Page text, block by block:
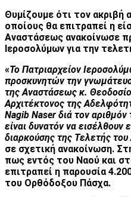
Θυμίζουμε ότι τον
οποίους θα επιτραπεί η
Αναστάσεως ανακοίνωσε
Ιεροσολύμων για την
«Το Πατριαρχείον
προσκυνητών την
της Αναστάσεως κ.
Αρχιτέκτονος της
Nagib Naser διά τον
είναι δυνατόν να
διαρκούσης της Τελετής
σε σχετική ανακοίνωση.
πως εντός του Ναού και
επιτραπεί η παρουσία
του Ορθόδοξου Πάσχα.